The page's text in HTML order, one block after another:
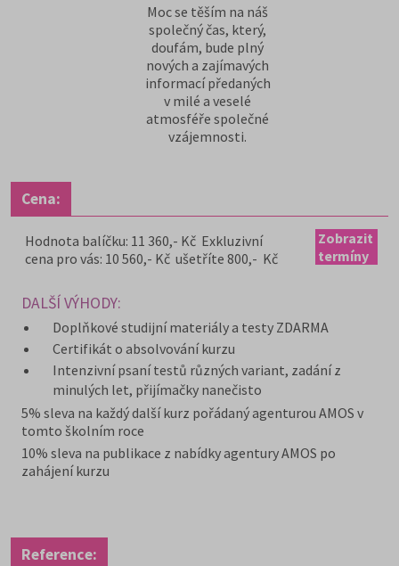
Moc se těším na náš
společný čas, který,
doufám, bude plný
nových a zajímavých
informací předaných
v milé a veselé
atmosféře společné
vzájemnosti.
Cena:
Hodnota balíčku: 11 360,- Kč Exkluzivní
cena pro vás: 10 560,- Kč ušetříte 800,- Kč
Zobrazit
termíny
DALŠÍ VÝHODY:
Doplňkové studijní materiály a testy ZDARMA
Certifikát o absolvování kurzu
Intenzivní psaní testů různých variant, zadání z
minulých let, přijímačky nanečisto
5% sleva na každý další kurz pořádaný agenturou AMOS v
tomto školním roce
10% sleva na publikace z nabídky agentury AMOS po
zahájení kurzu
Reference: